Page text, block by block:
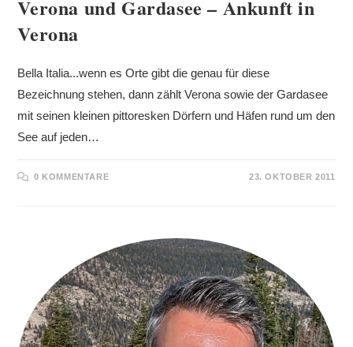
Verona und Gardasee – Ankunft in
Verona
Bella Italia...wenn es Orte gibt die genau für diese
Bezeichnung stehen, dann zählt Verona sowie der Gardasee
mit seinen kleinen pittoresken Dörfern und Häfen rund um den
See auf jeden…
0 KOMMENTARE 23. OKTOBER 2011